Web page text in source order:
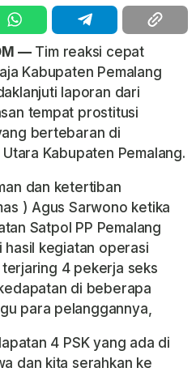
—Tim reaksi cepat
Kabupaten Pemalang
laporan dari
tempat prostitusi
bertebaran di
Kabupaten Pemalang.
dan ketertiban
) Agus Sarwono ketika
Satpol PP Pemalang
hasil kegiatan operasi
4 pekerja seks
di beberapa
para pelanggannya,
4 PSK yang ada di
dan kita serahkan ke